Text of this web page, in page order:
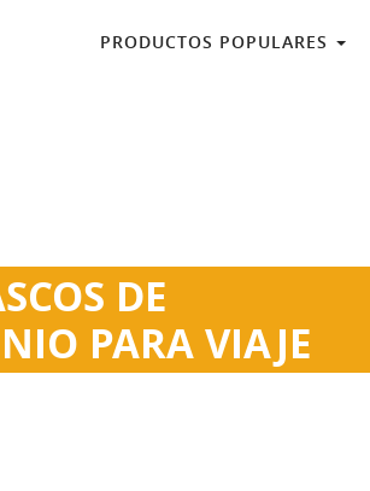
PRODUCTOS POPULARES
DE
PARA VIAJE